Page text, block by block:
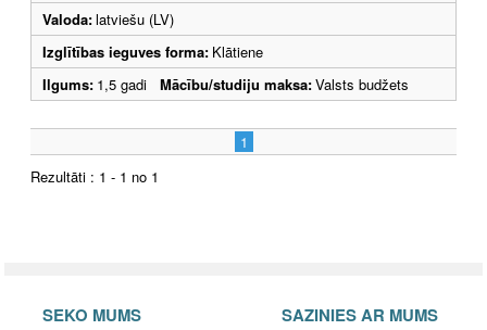
Valoda:latviešu (LV)
Izglītības ieguves forma: Klātiene
Ilgums: 1,5 gadi Mācību/studiju maksa:Valsts budžets
1
Rezultāti : 1 - 1 no 1
SEKO MUMS SAZINIES AR MUMS